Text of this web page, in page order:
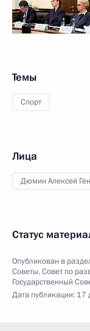
Темы
Спорт
Лица
Дюмин Алексей
Статус
Опубликован в
Советы,Совет по
Государственный
Дата публикации: 17